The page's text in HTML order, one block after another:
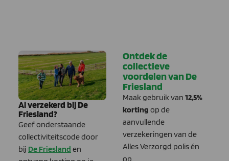
Al verzekerd bij De
Friesland?
Geef onderstaande
collectiviteitscodedoor
bij De Friesland en
Ontdek de
collectieve
voordelen van De
Friesland
Maak gebruik van 12,5%
korting op de
aanvullende
verzekeringen van de
Alles Verzorgd polis én
op